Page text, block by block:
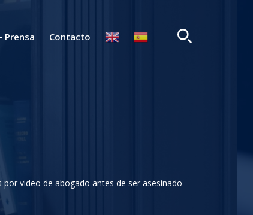
Prensa Contacto
video de abogado antes de ser asesinado